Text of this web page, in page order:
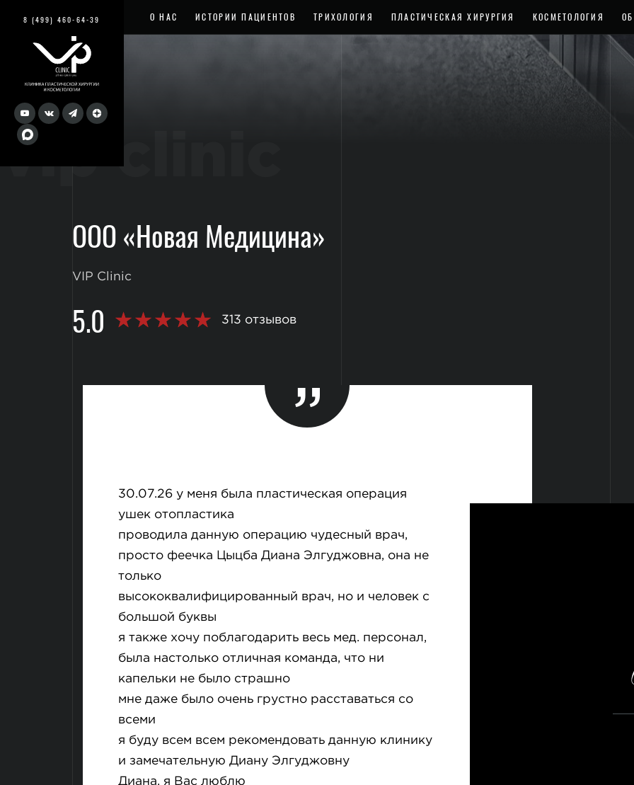
8 (499) 460-64-39
vip clinic
О НАС ИСТОРИИ ПАЦИЕНТОВ ТРИХОЛОГИЯ ПЛАСТИЧЕСКАЯ ХИРУРГИЯ КОСМЕТОЛОГИЯ
ООО «Новая Медицина»
VIP Clinic
5.0 313 отзывов
30.07.26 у меня была пластическая операция
ушек отопластика
проводила данную операцию чудесный врач,
просто феечка Цыцба Диана Элгуджовна, она не
только
высококвалифицированный врач, но и человек с
большой буквы
я также хочу поблагодарить весь мед. персонал,
была настолько отличная команда, что ни
капельки не было страшно
мне даже было очень грустно расставаться со
всеми
я буду всем всем рекомендовать данную клинику
и замечательную Диану Элгуджовну
Диана, я Вас люблю